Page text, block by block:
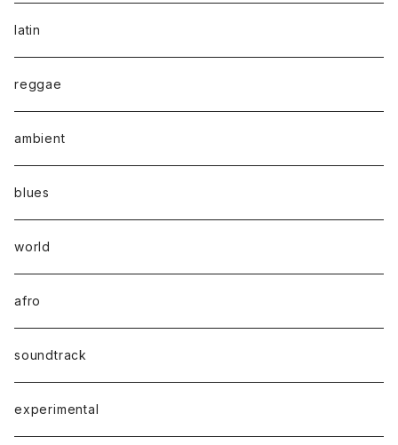
latin
reggae
ambient
blues
world
afro
soundtrack
experimental